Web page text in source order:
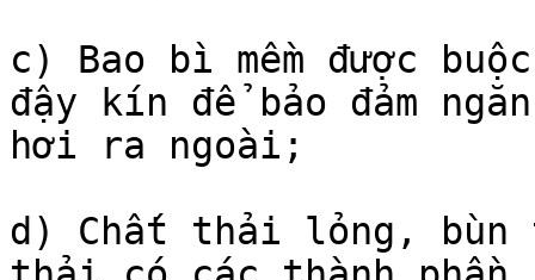
c) Bao bì mềm được
đậy kín để bảo đảm
hơi ra ngoài;
d) Chất thải lỏng, bùn